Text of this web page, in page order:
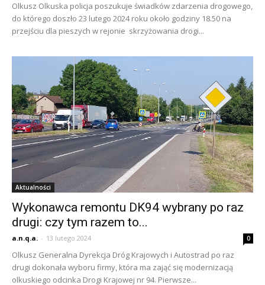
Olkusz Olkuska policja poszukuje świadków zdarzenia drogowego,
do którego doszło 23 lutego 2024 roku około godziny 18.50 na
przejściu dla pieszych w rejonie skrzyżowania drogi...
Aktualności
Wykonawca remontu DK94 wybrany po raz
drugi: czy tym razem to...
a.n.q.a. - 13 lutego 2024 0
Olkusz Generalna Dyrekcja Dróg Krajowych i Autostrad po raz
drugi dokonała wyboru firmy, która ma zająć się modernizacją
olkuskiego odcinka Drogi Krajowej nr 94. Pierwsze...